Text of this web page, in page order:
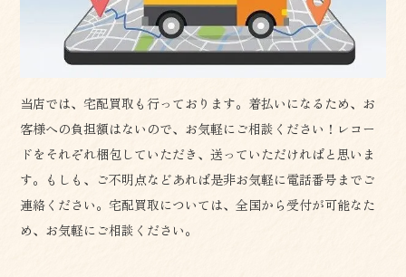
当店では、宅配買取も行っております。着払いになるため、お
客様への負担額はないので、お気軽にご相談ください！レコー
ドをそれぞれ梱包していただき、送っていただければと思いま
す。もしも、ご不明点などあれば是非お気軽に電話番号までご
連絡ください。宅配買取については、全国から受付が可能なた
め、お気軽にご相談ください。